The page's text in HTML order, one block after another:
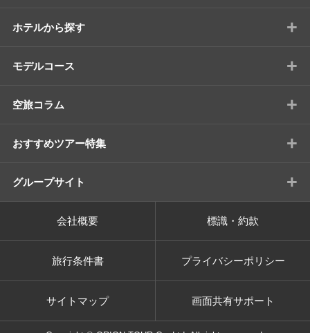
ホテルから探す +
モデルコース +
空旅コラム +
おすすめツアー特集 +
グループサイト +
会社概要 標識・約款
旅行条件書 プライバシーポリシー
サイトマップ 画面共有サポート